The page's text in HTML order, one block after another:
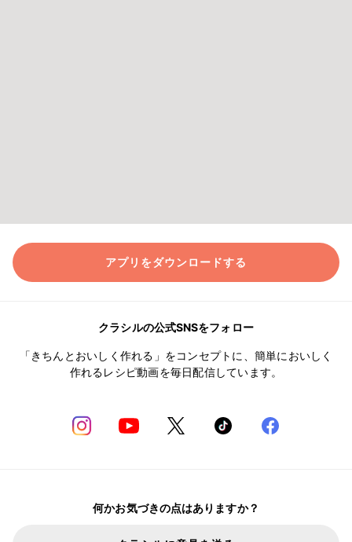
アプリをダウンロードする
クラシルの公式SNSをフォロー
「きちんとおいしく作れる」をコンセプトに、簡単においしく
作れるレシピ動画を毎日配信しています。
何かお気づきの点はありますか？